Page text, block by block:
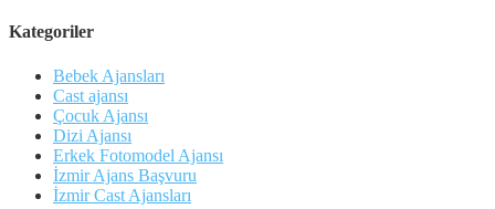
Kategoriler
Bebek Ajansları
Cast ajansı
Çocuk Ajansı
Dizi Ajansı
Erkek Fotomodel Ajansı
İzmir Ajans Başvuru
İzmir Cast Ajansları